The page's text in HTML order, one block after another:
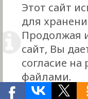
Этот сайт
для
Продолжая
сайт, Вы
согласие на
файлами.